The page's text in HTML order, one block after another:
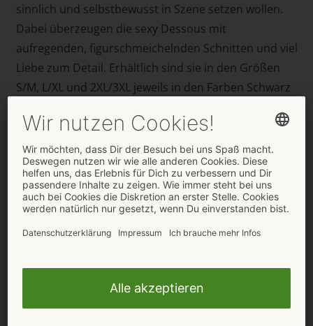
sinnlich und selbstbewusst in Szene setzen wollen.
Dabei überzeugen die sexy Dessous mit
aufregenden, figurschmeichelnden Schnitten und viel
Liebe zum Detail. Erhältlich sind sie in den Größen
S/M, L/XL und 2XL/3XL jeweils in den Farben Schwarz
in hochwertigen Kartonagen, die auch als
Geschenkverpackung genutzt werden können. Die
Kartonagen sind ummantelt von einem Papp-
Schuber mit Artikelabbildungen und englisch-
sprachigen Artikelbeschreibungen.
Der ORION Wholesale vertreibt die hochwertigen
Dessous des High-Class Labels Obsessive in
ausgewählten europäischen Ländern exklusiv.